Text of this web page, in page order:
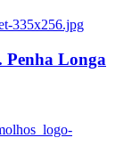
335x256.jpg
Longa